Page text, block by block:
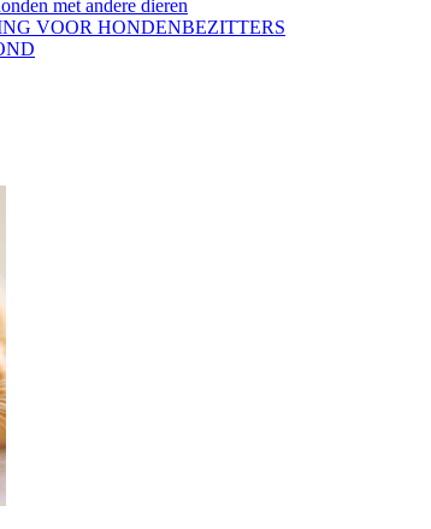
met andere dieren
VOOR HONDENBEZITTERS